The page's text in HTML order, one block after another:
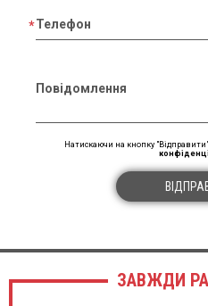
Телефон
Повідомлення
Натискаючи на кнопку
ЗАВЖДИ